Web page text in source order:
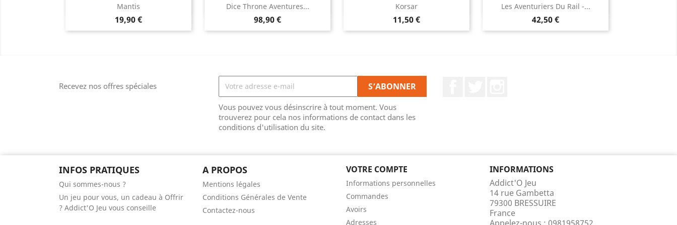
Mantis
Prix
19,90 €
Aperçu rapide Dice Throne Aventures...
Prix
98,90 €
Aperçu rapide Korsar
Prix
11,50 €
Aperçu rapide Les Aventuriers Du Rail -...
Prix
42,50 €
Aperçu rapide
Recevez nos offres spéciales
Vous pouvez vous désinscrire à tout moment. Vous
trouverez pour cela nos informations de contact dans les
conditions d'utilisation du site.
INFOS PRATIQUES
Qui sommes-nous ?
Un jeu pour vous, un cadeau à Offrir
? Addict'O Jeu vous conseille
A PROPOS
Mentions légales
Conditions Générales de Vente
Contactez-nous
VOTRE COMPTE
Informations personnelles
Commandes
Avoirs
Adresses
INFORMATIONS
Addict'O Jeu
14 rue Gambetta
79300 BRESSUIRE
France